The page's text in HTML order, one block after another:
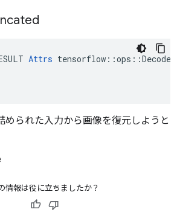
Attrs
められた入力から画像を復元しようと
情報は役に立ちましたか？